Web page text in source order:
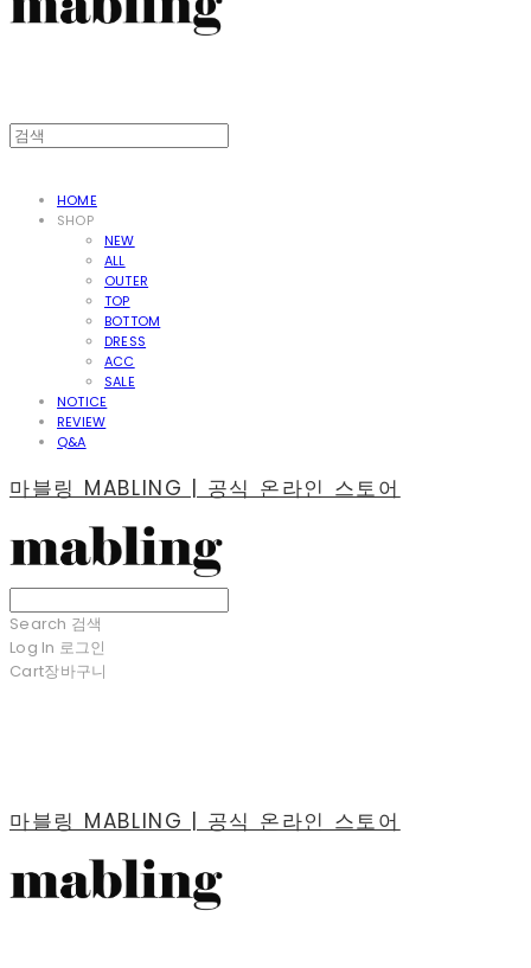
HOME
SHOP
NEW
ALL
OUTER
TOP
BOTTOM
DRESS
ACC
SALE
NOTICE
REVIEW
Q&A
마블링 MABLING | 공식 온라인 스토어
Search 검색
Log In 로그인
Cart장바구니
마블링 MABLING | 공식 온라인 스토어